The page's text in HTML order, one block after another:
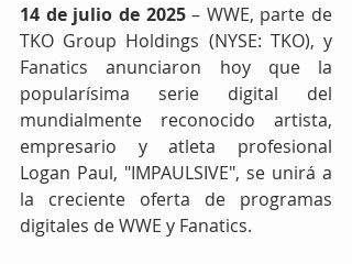
14 de julio de 2025 – WWE, parte de
TKO Group Holdings (NYSE: TKO), y
Fanatics anunciaron hoy que la
popularísima serie digital del
mundialmente reconocido artista,
empresario y atleta profesional
Logan Paul, "IMPAULSIVE", se unirá a
la creciente oferta de programas
digitales de WWE y Fanatics.